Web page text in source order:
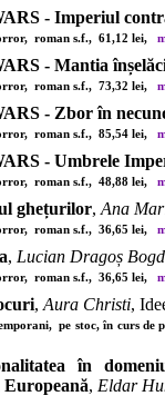
- Imperiul
roman s.f., 61,12 lei,
- Mantia
roman s.f., 73,32 lei,
- Zbor în
roman s.f., 85,54 lei,
- Umbrele
roman s.f., 48,88 lei,
ghețurilor, Ana
roman s.f., 36,65 lei,
, Lucian Dragoș
roman s.f., 36,65 lei,
, Aura Christi,
pe stoc, în curs
în
, Eldar